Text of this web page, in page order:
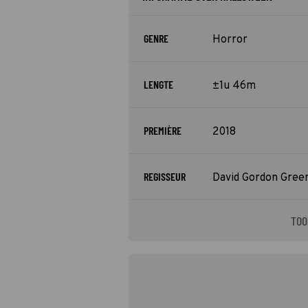
GENRE Horror
LENGTE ±1u 46m
PREMIÈRE 2018
REGISSEUR David Gordon